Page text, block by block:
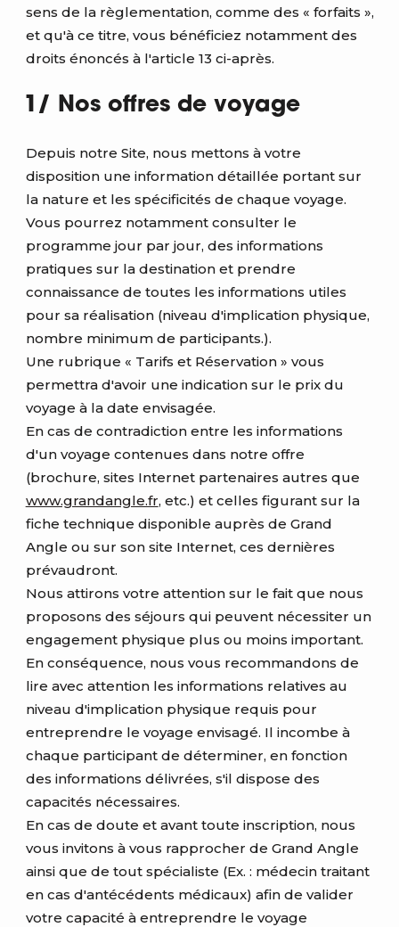
sens de la règlementation, comme des « forfaits »,
et qu'à ce titre, vous bénéficiez notamment des
droits énoncés à l'article 13 ci-après.
1/ Nos offres de voyage
Depuis notre Site, nous mettons à votre
disposition une information détaillée portant sur
la nature et les spécificités de chaque voyage.
Vous pourrez notamment consulter le
programme jour par jour, des informations
pratiques sur la destination et prendre
connaissance de toutes les informations utiles
pour sa réalisation (niveau d'implication physique,
nombre minimum de participants.).
Une rubrique « Tarifs et Réservation » vous
permettra d'avoir une indication sur le prix du
voyage à la date envisagée.
En cas de contradiction entre les informations
d'un voyage contenues dans notre offre
(brochure, sites Internet partenaires autres que
www.grandangle.fr, etc.) et celles figurant sur la
fiche technique disponible auprès de Grand
Angle ou sur son site Internet, ces dernières
prévaudront.
Nous attirons votre attention sur le fait que nous
proposons des séjours qui peuvent nécessiter un
engagement physique plus ou moins important.
En conséquence, nous vous recommandons de
lire avec attention les informations relatives au
niveau d'implication physique requis pour
entreprendre le voyage envisagé. Il incombe à
chaque participant de déterminer, en fonction
des informations délivrées, s'il dispose des
capacités nécessaires.
En cas de doute et avant toute inscription, nous
vous invitons à vous rapprocher de Grand Angle
ainsi que de tout spécialiste (Ex. : médecin traitant
en cas d'antécédents médicaux) afin de valider
votre capacité à entreprendre le voyage